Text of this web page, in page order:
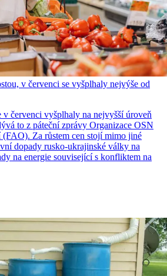
v červenci se vyšplhaly nejvýše od
v červenci vyšplhaly na nejvyšší úroveň
to z páteční zprávy Organizace OSN
Za růstem cen stojí mimo jiné
dopady rusko-ukrajinské války na
na energie související s konfliktem na